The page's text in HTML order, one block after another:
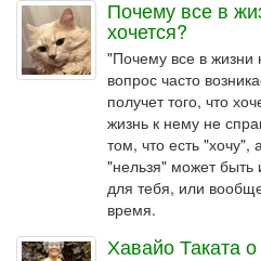
Почему все в
хочется?
"Почему все в жизни
вопрос часто
получет того, что
жизнь к нему не
том, что есть "хочу",
"нельзя" может
для тебя, или
время.
Хавайо Таката